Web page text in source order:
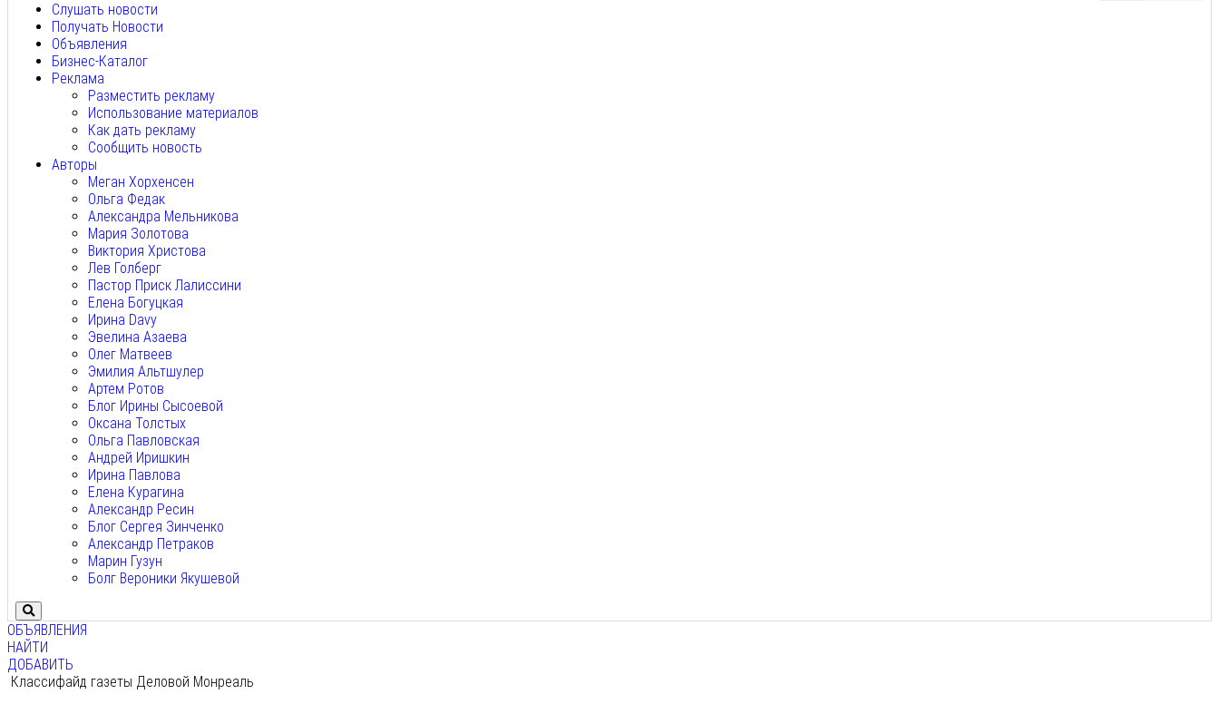
Слушать новости
Получать Новости
Объявления
Бизнес-Каталог
Реклама
Разместить рекламу
Использование материалов
Как дать рекламу
Сообщить новость
Авторы
Меган Хорхенсен
Ольга Федак
Александра Мельникова
Мария Золотова
Виктория Христова
Лев Голберг
Пастор Приск Лалиссини
Елена Богуцкая
Ирина Davy
Эвелина Азаева
Олег Матвеев
Эмилия Альтшулер
Артем Ротов
Блог Ирины Сысоевой
Оксана Толстых
Ольга Павловская
Андрей Иришкин
Ирина Павлова
Елена Курагина
Александр Ресин
Блог Сергея Зинченко
Александр Петраков
Марин Гузун
Болг Вероники Якушевой
ОБЪЯВЛЕНИЯ
НАЙТИ
ДОБАВИТЬ
Классифайд газеты Деловой Монреаль